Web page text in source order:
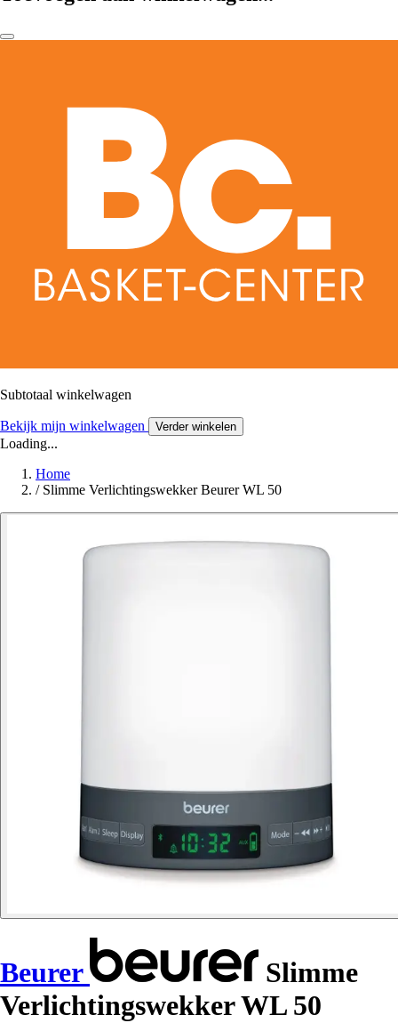
Subtotaal winkelwagen
Bekijk mijn winkelwagen Verder winkelen
Loading...
Home
/ Slimme Verlichtingswekker Beurer WL 50
Beurer
Slimme
Verlichtingswekker WL 50